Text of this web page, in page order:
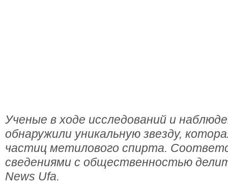
Ученые в ходе исследований и
обнаружили уникальную звезду,
частиц метилового спирта.
сведениями с общественностью
News Ufa.